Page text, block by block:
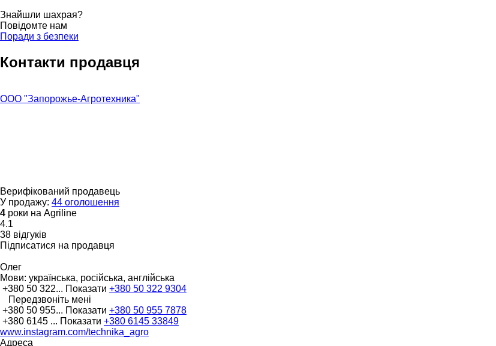
Знайшли шахрая?
Повідомте нам
Поради з безпеки
Контакти продавця
ООО "Запорожье-Агротехника"
Верифікований продавець
У продажу: 44 оголошення
4 роки на Agriline
4.1
38 відгуків
Підписатися на продавця
Олег
Мови: українська, російська, англійська
+380 50 322... Показати +380 50 322 9304
Передзвоніть мені
+380 50 955... Показати +380 50 955 7878
+380 6145 ... Показати +380 6145 33849
www.instagram.com/technika_agro
Адреса